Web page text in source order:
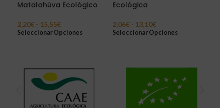
Matalahúva Ecológico
2,20€ - 15,55€
Seleccionar Opciones
Ecológica
2,06€ - 13,10€
Seleccionar Opciones